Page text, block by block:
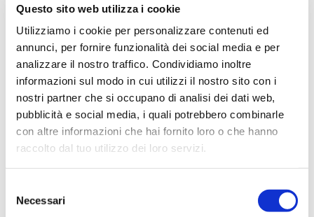
Questo sito web utilizza i cookie
Utilizziamo i cookie per personalizzare contenuti ed
annunci, per fornire funzionalità dei social media e per
analizzare il nostro traffico. Condividiamo inoltre
informazioni sul modo in cui utilizzi il nostro sito con i
nostri partner che si occupano di analisi dei dati web,
pubblicità e social media, i quali potrebbero combinarle
con altre informazioni che hai fornito loro o che hanno
raccolto dal tuo utilizzo dei loro servizi.
delNecessari
VIDEO DISPONIBILE